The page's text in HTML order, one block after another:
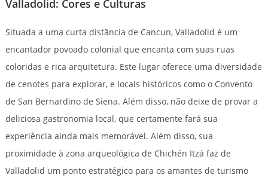
Valladolid: Cores e Culturas
Situada a uma curta distância de Cancun, Valladolid é um
encantador povoado colonial que encanta com suas ruas
coloridas e rica arquitetura. Este lugar oferece uma diversidade
de cenotes para explorar, e locais históricos como o Convento
de San Bernardino de Siena. Além disso, não deixe de provar a
deliciosa gastronomia local, que certamente fará sua
experiência ainda mais memorável. Além disso, sua
proximidade à zona arqueológica de Chichén Itzá faz de
Valladolid um ponto estratégico para os amantes de turismo